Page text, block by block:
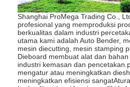
mati peralatan pemotongan
Mesin Auto Bender
mesin laminating industri
Shanghai ProMega Trading Co.,
profesional yang memproduksi
berkualitas dalam industri
utama kami adalah Auto Bender,
mesin diecutting, mesin stamping
Dieboard membuat alat dan
industri kemasan dan
mengatur atau meningkatkan
meningkatkan efisiensi